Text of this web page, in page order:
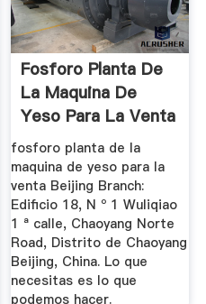
Fosforo Planta De
La Maquina De
Yeso Para La Venta
fosforo planta de la
maquina de yeso para la
venta Beijing Branch:
Edificio 18, N º 1 Wuliqiao
1 ª calle, Chaoyang Norte
Road, Distrito de Chaoyang
Beijing, China. Lo que
necesitas es lo que
podemos hacer.